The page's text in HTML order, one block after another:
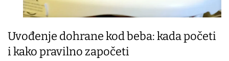
Uvođenje dohrane kod beba: kada početi
i kako pravilno započeti